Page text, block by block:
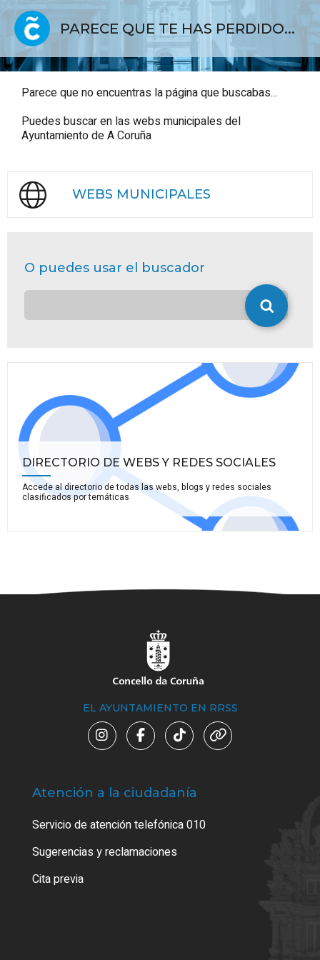
PARECE QUE TE HAS PERDIDO...
Parece que no encuentras la página que buscabas...
Puedes buscar en las webs municipales del
Ayuntamiento de A Coruña
WEBS MUNICIPALES
O puedes usar el buscador
DIRECTORIO DE WEBS Y REDES SOCIALES
Accede al directorio de todas las webs, blogs y redes sociales
clasificados por temáticas
EL AYUNTAMIENTO EN RRSS
Atención a la ciudadanía
Servicio de atención telefónica 010
Sugerencias y reclamaciones
Cita previa